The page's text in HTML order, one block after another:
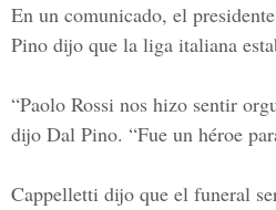
En un comunicado, el
Pino dijo que la liga italiana
“Paolo Rossi nos hizo sentir
dijo Dal Pino. “Fue un héroe
Cappelletti dijo que el funeral